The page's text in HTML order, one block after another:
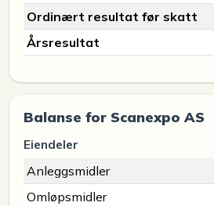
Ordinært resultat før skatt
Årsresultat
Balanse for Scanexpo AS
Eiendeler
Anleggsmidler
Omløpsmidler